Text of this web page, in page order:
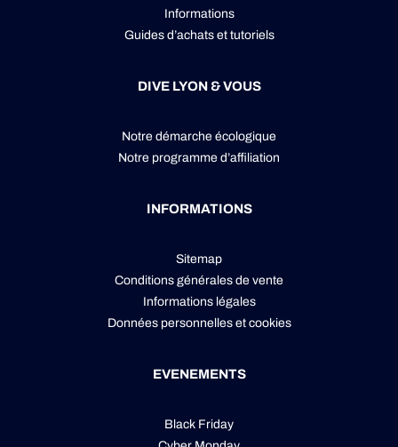
Informations
Guides d’achats et tutoriels
DIVE LYON & VOUS
Notre démarche écologique
Notre programme d’affiliation
INFORMATIONS
Sitemap
Conditions générales de vente
Informations légales
Données personnelleset cookies
EVENEMENTS
Black Friday